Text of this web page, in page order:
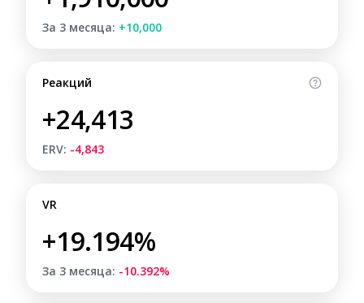
За 3 месяца: +10,000
Реакций
+24,413
ERV: -4,843
VR
+19.194%
За 3 месяца: -10.392%